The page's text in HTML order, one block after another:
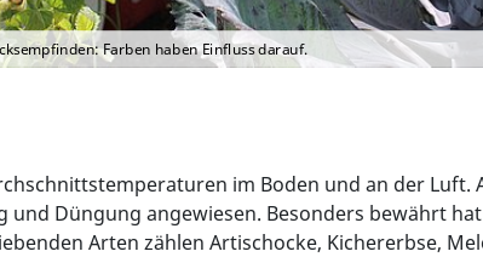
Farben haben Einfluss darauf.
im Boden und an der Luft.
Düngung angewiesen. Besonders bewährt
Arten zählen Artischocke, Kichererbse,